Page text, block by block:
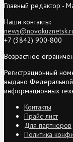
Главный редактор -
Наши контакты:
+7 (3842) 900-800
Возрастное
Регистрационный
выдано
информационных
Контакты
Прайс-лист
Для партнеров
Политика